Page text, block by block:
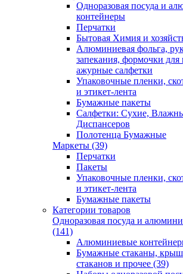
Одноразовая посуда и
контейнеры
Перчатки
Бытовая Химия и
Алюминиевая фольга,
запекания, формочки
ажурные салфетки
Упаковочные пленки,
и этикет-лента
Бумажные пакеты
Салфетки: Сухие,
Диспансеров
Полотенца Бумажные
Маркеты (39)
Перчатки
Пакеты
Упаковочные пленки,
и этикет-лента
Бумажные пакеты
Категории товаров
Одноразовая посуда и
(141)
Алюминиевые
Бумажные стаканы,
стаканов и прочее (39)